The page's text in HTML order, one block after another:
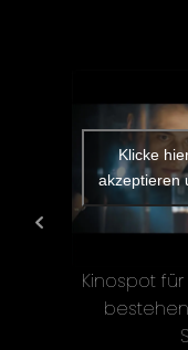
Klicke
akzeptieren
Kinospot für